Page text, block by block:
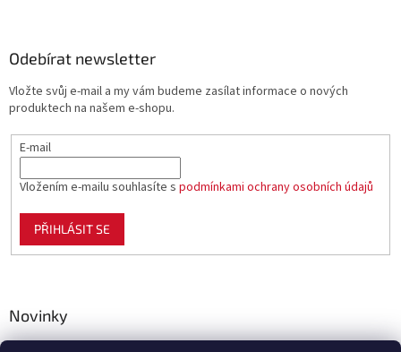
Odebírat newsletter
Vložte svůj e-mail a my vám budeme zasílat informace o nových
produktech na našem e-shopu.
E-mail
Vložením e-mailu souhlasíte s podmínkami ochrany osobních údajů
PŘIHLÁSIT SE
Novinky